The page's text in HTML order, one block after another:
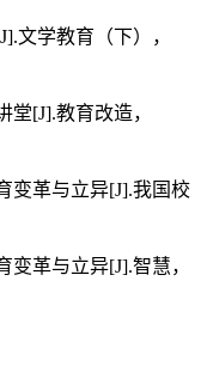
文学教育（下），
[J].教育改造，
变革与立异[J].我国校
革与立异[J].智慧，